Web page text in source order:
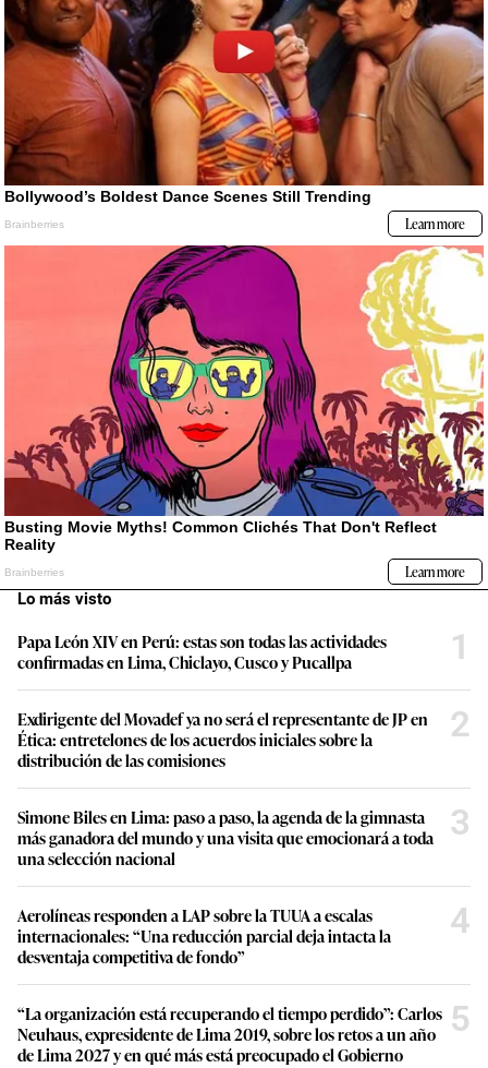
Lo más visto
Papa León XIV en Perú: estas son todas las actividades
confirmadas en Lima, Chiclayo, Cusco y Pucallpa
1
Exdirigente del Movadef ya no será el representante de JP en
Ética: entretelones de los acuerdos iniciales sobre la
distribución de las comisiones
2
Simone Biles en Lima: paso a paso, la agenda de la gimnasta
más ganadora del mundo y una visita que emocionará a toda
una selección nacional
3
Aerolíneas responden a LAP sobre la TUUA a escalas
internacionales: “Una reducción parcial deja intacta la
desventaja competitiva de fondo”
4
“La organización está recuperando el tiempo perdido”: Carlos
Neuhaus, expresidente de Lima 2019, sobre los retos a un año
de Lima 2027 y en qué más está preocupado el Gobierno
5